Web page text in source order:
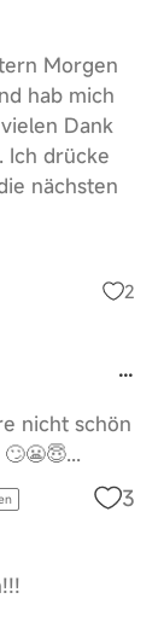
Morgen
hab mich
Dank
Ich drücke
nächsten
2
nicht schön
3